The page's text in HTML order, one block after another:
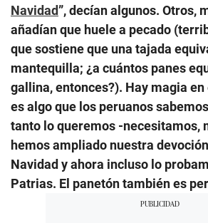
Navidad”, decían algunos. Otros,
añadían que huele a pecado
que sostiene que una tajada
mantequilla; ¿a cuántos panes
gallina, entonces?). Hay magia
es algo que los peruanos
tanto lo queremos -necesitamos,
hemos ampliado nuestra
Navidad y ahora incluso lo
Patrias. El panetón también es